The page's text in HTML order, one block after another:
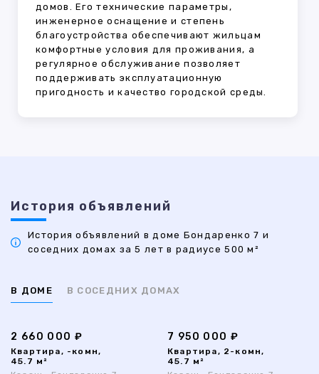
домов. Его технические параметры,
инженерное оснащение и степень
благоустройства обеспечивают жильцам
комфортные условия для проживания, а
регулярное обслуживание позволяет
поддерживать эксплуатационную
пригодность и качество городской среды.
История объявлений
История объявлений в доме Бондаренко 7 и
соседних домах за 5 лет в радиусе 500 м²
В ДОМЕ В СОСЕДНИХ ДОМАХ
2 660 000 ₽
Квартира, -комн,
45.7 м²
7 950 000 ₽
Квартира, 2-комн,
45.7 м²